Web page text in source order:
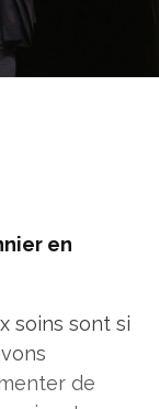
en
soins sont si
de